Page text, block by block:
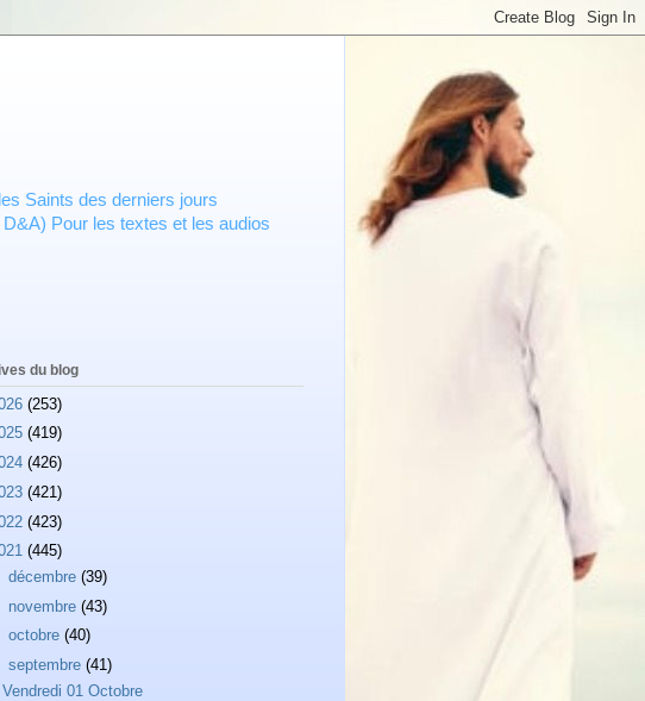
Saints des derniers jours
Pour les textes et les audios
du blog
(253)
(419)
(426)
(421)
(423)
(445)
décembre (39)
novembre (43)
octobre (40)
septembre (41)
Vendredi 01 Octobre